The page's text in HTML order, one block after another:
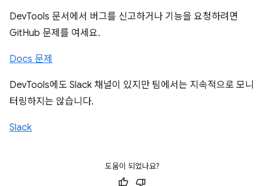
DevTools 문서에서 버그를 신고하거나 기능을 요청하려면
GitHub 문제를 여세요.
Docs 문제
DevTools에도 Slack 채널이 있지만 팀에서는 지속적으로 모니
터링하지는 않습니다.
Slack
도움이 되었나요?